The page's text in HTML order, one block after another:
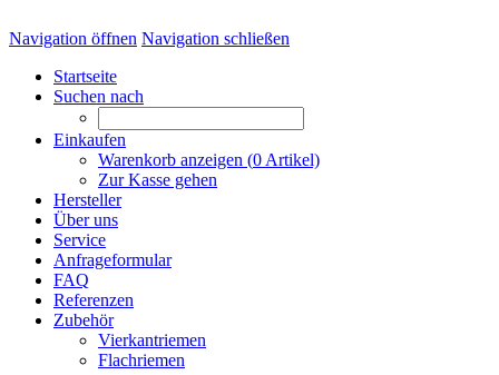
Navigation öffnen Navigation schließen
Startseite
Suchen nach
Einkaufen
Warenkorb anzeigen (0 Artikel)
Zur Kasse gehen
Hersteller
Über uns
Service
Anfrageformular
FAQ
Referenzen
Zubehör
Vierkantriemen
Flachriemen